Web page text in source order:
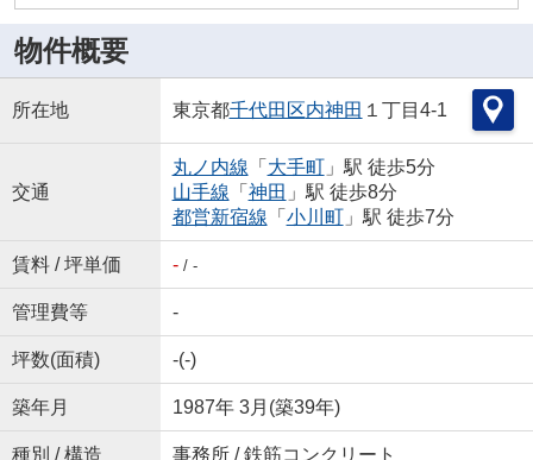
物件概要
所在地 東京都千代田区内神田 １丁目4-1
交通
丸ノ内線 「 大手町」駅 徒歩5分
山手線 「 神田 」駅 徒歩8分
都営新宿線 「 小川町」駅 徒歩7分
賃料 / 坪単価 -/ -
管理費等 -
坪数(面積) -(-)
築年月 1987年 3月(築39年)
種別 / 構造 事務所 / 鉄筋コンクリート